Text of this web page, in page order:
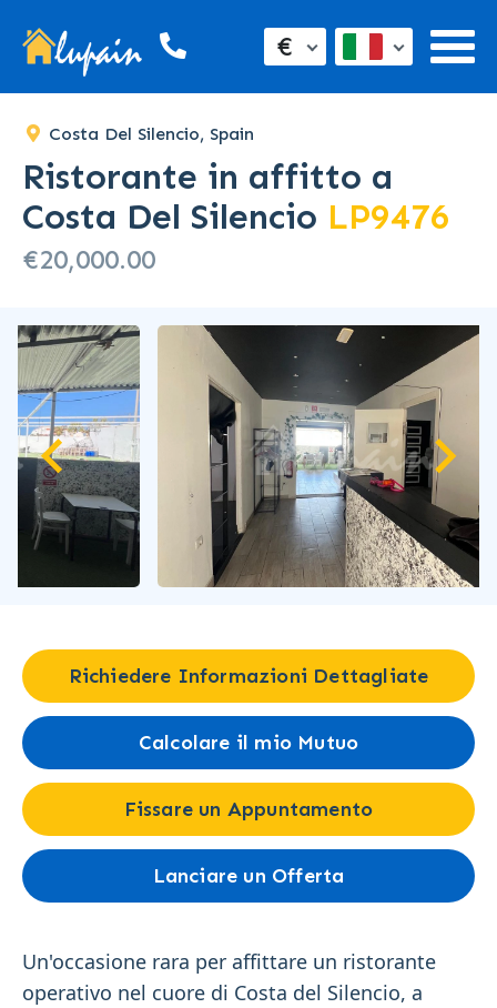
€
Costa Del Silencio, Spain
Ristorante in affitto a
Costa Del Silencio LP9476
€20,000.00
Richiedere Informazioni Dettagliate
Calcolare il mio Mutuo
Fissare un Appuntamento
Lanciare un Offerta
Un'occasione rara per affittare un ristorante
operativo nel cuore di Costa del Silencio, a